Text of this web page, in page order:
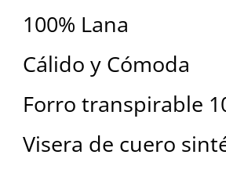
100% Lana
Cálido y Cómoda
Forro transpirable
Visera de cuero